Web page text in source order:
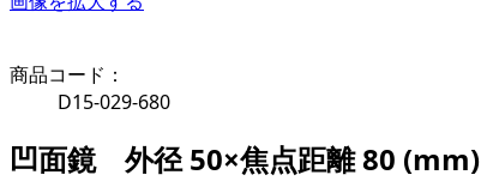
商品コード：
D15-029-680
凹面鏡 外径 50×焦点距離 80 (mm)